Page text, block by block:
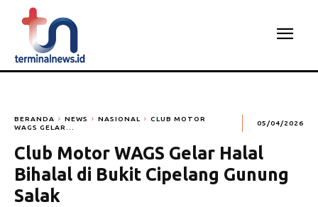
BERANDA NEWS NASIONAL
CLUB MOTOR
WAGS GELAR...
05/04/2026
Club Motor WAGS Gelar Halal
Bihalal di Bukit Cipelang Gunung
Salak